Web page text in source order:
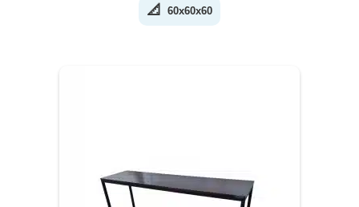
📐 60x60x60